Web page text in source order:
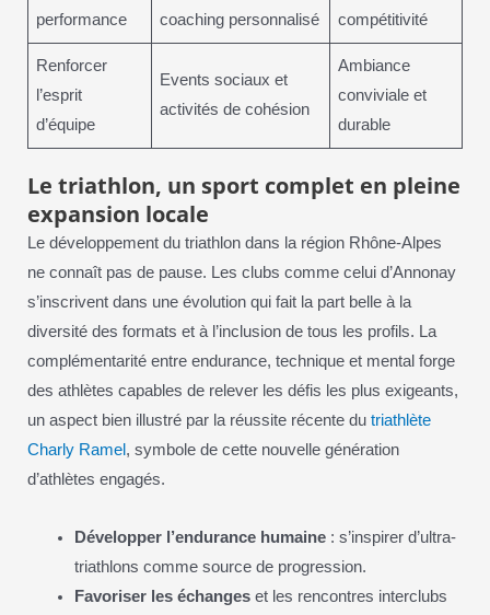
performance
coaching personnalisé
compétitivité
Renforcer
l’esprit
d’équipe
Events sociaux et
activités de cohésion
Ambiance
conviviale et
durable
Le triathlon, un sport complet en pleine
expansion locale
Le développement du triathlon dans la région Rhône-Alpes
ne connaît pas de pause. Les clubs comme celui d’Annonay
s’inscrivent dans une évolution qui fait la part belle à la
diversité des formats et à l’inclusion de tous les profils. La
complémentarité entre endurance, technique et mental forge
des athlètes capables de relever les défis les plus exigeants,
un aspect bien illustré par la réussite récente du triathlète
Charly Ramel , symbole de cette nouvelle génération
d’athlètes engagés.
Développer l’endurance humaine : s’inspirer d’ultra-
triathlons comme source de progression.
Favoriser les échanges et les rencontres interclubs